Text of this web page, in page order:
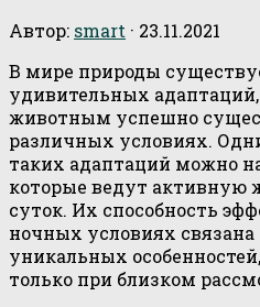
Автор: smart · 23.11.2021
В мире природы
удивительных
животным успешно
различных условиях.
таких адаптаций можно
которые ведут активную
суток. Их способность
ночных условиях
уникальных
только при близком